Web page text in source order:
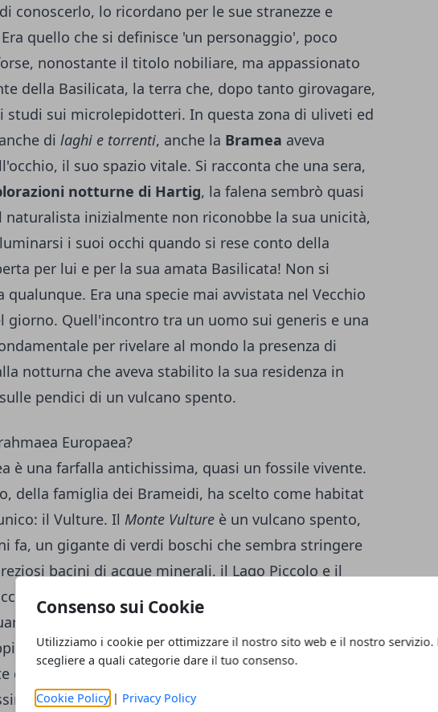
Consenso sui Cookie
Utilizziamo i cookie per ottimizzare il nostro sito web e il nostro servizio.
scegliere a quali categorie dare il tuo consenso.
Cookie Policy| Privacy Policy
conoscerlo, lo ricordano per le sue stranezze e
quello che si definisce 'un personaggio', poco
nonostante il titolo nobiliare, ma appassionato
della Basilicata, la terra che, dopo tanto girovagare,
studi sui microlepidotteri. In questa zona di uliveti ed
di laghi e torrenti, anche la Bramea aveva
il suo spazio vitale. Si racconta che una sera,
notturne di Hartig, la falena sembrò quasi
naturalista inizialmente non riconobbe la sua unicità,
i suoi occhi quando si rese conto della
per lui e per la sua amata Basilicata! Non si
Era una specie mai avvistata nel Vecchio
giorno. Quell'incontro tra un uomo sui generis e una
per rivelare al mondo la presenza di
notturna che aveva stabilito la sua residenza in
pendici di un vulcano spento.
Europaea?
è una farfalla antichissima, quasi un fossile vivente.
della famiglia dei Brameidi, ha scelto come habitat
il Vulture. Il Monte Vulture è un vulcano spento,
fa, un gigante di verdi boschi che sembra stringere
bacini di acque minerali, il Lago Piccolo e il
Scientificamente la Bramea è un
e
disposti sulla superficie alare con estrema
da appositi peduncoli. È una farfalla notturna, con
di circa 8 cm. Ha un nome scientifico